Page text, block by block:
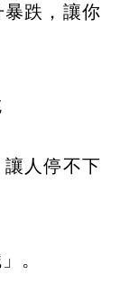
跌，讓你
人停不下
。